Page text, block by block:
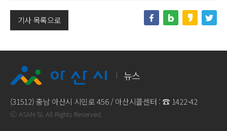
기사 목록으로
뉴스
(31512) 충남 아산시 시민로 456 / 아산시콜센터 : ☎ 1422-42
ⓒ ASAN-SI, All Rights Reserved.